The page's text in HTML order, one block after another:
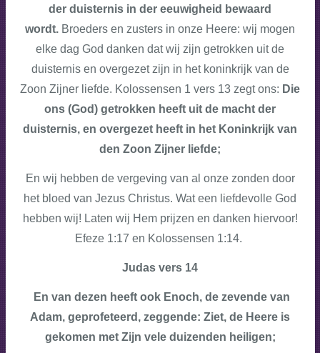
der duisternis in der eeuwigheid bewaard
wordt. Broeders en zusters in onze Heere: wij mogen
elke dag God danken dat wij zijn getrokken uit de
duisternis en overgezet zijn in het koninkrijk van de
Zoon Zijner liefde. Kolossensen 1 vers 13 zegt ons: Die
ons (God) getrokken heeft uit de macht der
duisternis, en overgezet heeft in het Koninkrijk van
den Zoon Zijner liefde;
En wij hebben de vergeving van al onze zonden door
het bloed van Jezus Christus. Wat een liefdevolle God
hebben wij! Laten wij Hem prijzen en danken hiervoor!
Efeze 1:17 en Kolossensen 1:14.
Judas vers 14
En van dezen heeft ook Enoch, de zevende van
Adam, geprofeteerd, zeggende: Ziet, de Heere is
gekomen met Zijn vele duizenden heiligen;